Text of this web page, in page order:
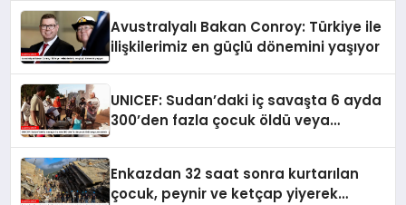
Avustralyalı Bakan Conroy: Türkiye ile
ilişkilerimiz en güçlü dönemini yaşıyor
UNICEF: Sudan’daki iç savaşta 6 ayda
300’den fazla çocuk öldü veya
Enkazdan 32 saat sonra kurtarılan
çocuk, peynir ve ketçap yiyerek